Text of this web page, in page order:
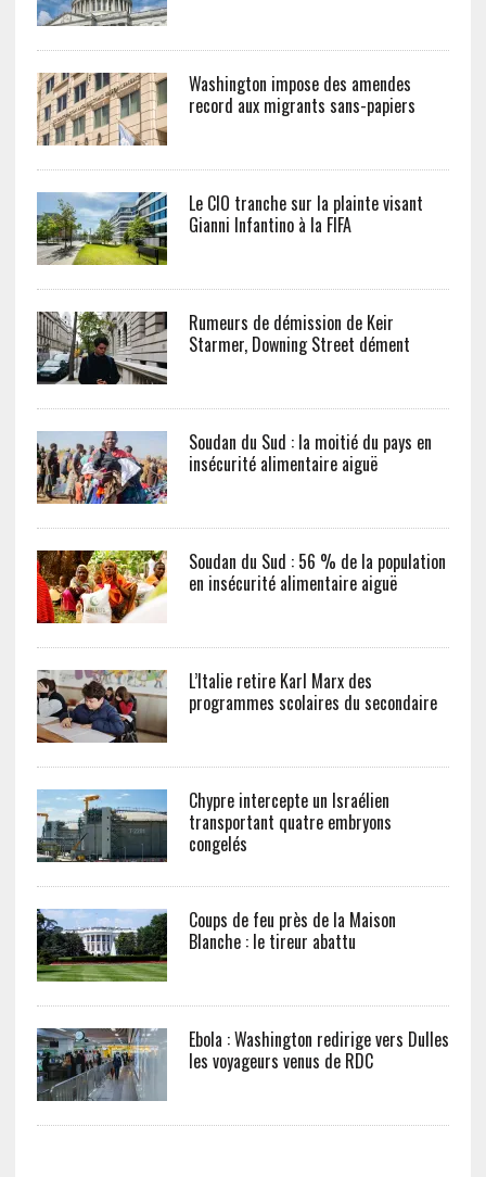
Washington impose des amendes
record aux migrants sans-papiers
Le CIO tranche sur la plainte visant
Gianni Infantino à la FIFA
Rumeurs de démission de Keir
Starmer, Downing Street dément
Soudan du Sud : la moitié du pays en
insécurité alimentaire aiguë
Soudan du Sud : 56 % de la population
en insécurité alimentaire aiguë
L’Italie retire Karl Marx des
programmes scolaires du secondaire
Chypre intercepte un Israélien
transportant quatre embryons
congelés
Coups de feu près de la Maison
Blanche : le tireur abattu
Ebola : Washington redirige vers Dulles
les voyageurs venus de RDC